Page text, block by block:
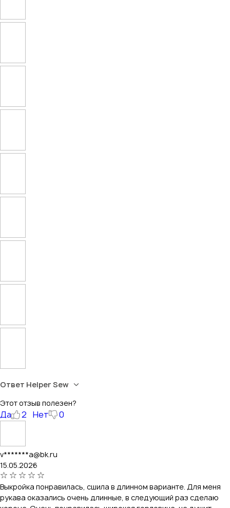
Ответ Helper Sew
Этот отзыв полезен?
Да 2 Нет 0
v*******a@bk.ru
15.05.2026
Выкройка понравилась, сшила в длинном варианте. Для меня
рукава оказались очень длинные, в следующий раз сделаю